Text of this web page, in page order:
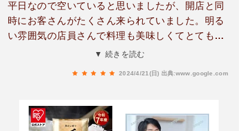
平日なので空いていると思いましたが、開店と同
時にお客さんがたくさん来られていました。明る
い雰囲気の店員さんで料理も美味しくてとても良
かったです。またお伺いしたいと思います。
▼ 続きを読む
2024/4/21(日) 出典:www.google.com